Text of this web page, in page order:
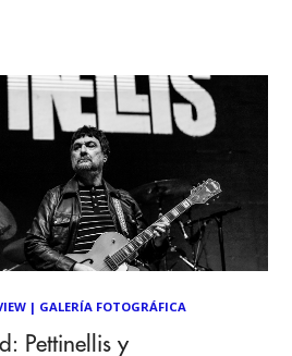
su primer Movistar
| GALERÍA FOTOGRÁFICA
Pettinellis y